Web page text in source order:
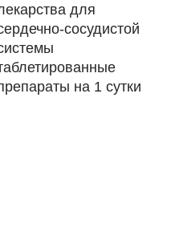
для
сосудистой
на 1 сутки